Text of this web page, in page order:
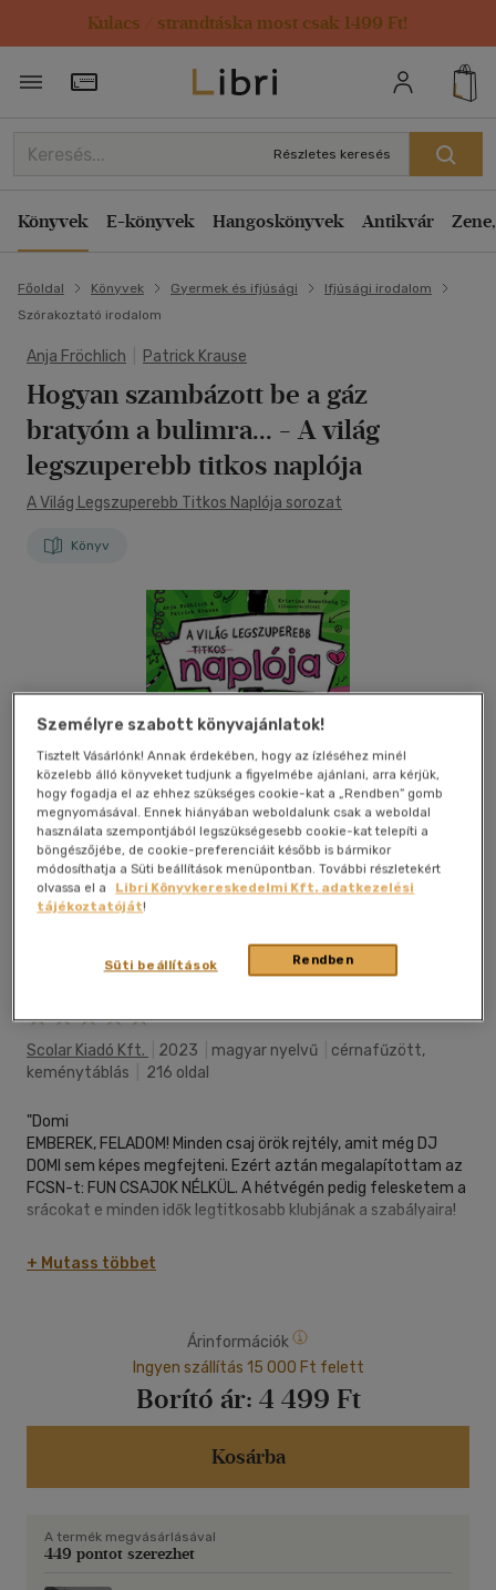
Kulacs / strandtáska most csak 1499 Ft!
Törzsvásárlói Kártya adatai
Részletes keresés
Könyvek E-könyvek Hangoskönyvek Antikvár
Főoldal Könyvek Gyermek és ifjúsági
Ifjúsági irodalom
Szórakoztató irodalom
Anja Fröchlich Patrick Krause
Hogyan szambázott be a gáz
bratyóm a bulimra... - A világ
legszuperebb titkos naplója
A Világ Legszuperebb Titkos Naplója sorozat
Könyv
Kívánságlistához adom
Scolar Kiadó Kft. 2023 magyar nyelvű
cérnafűzött,
keménytáblás
216 oldal
"Domi
EMBEREK, FELADOM! Minden csaj örök rejtély, amit még DJ
DOMI sem képes megfejteni. Ezért aztán megalapítottam az
FCSN-t: FUN CSAJOK NÉLKÜL. A hétvégén pedig felesketem a
srácokat e minden idők legtitkosabb klubjának a szabályaira!
Katinka
MICSODAAA?
hogy rendszeresen elolvasom őurasága titkos naplóját, így
értesíthetem a barátnőimet. Ezt a FUN CSAJOK NÉLKÜL
klubot pedig jobb, ha a bratyóm máris elfelejti..."
+ Mutass többet
Árinformációk
Ingyen szállítás 15 000 Ft felett
Borító ár: 4 499 Ft
Kosárba
A termék megvásárlásával
449 pontot szerezhet
Személyre szabott könyvajánlatok!
Tisztelt Vásárlónk! Annak érdekében, hogy az ízléséhez minél
közelebb álló könyveket tudjunk a figyelmébe ajánlani, arra kérjük,
hogy fogadja el az ehhez szükséges cookie-kat a „Rendben” gomb
megnyomásával. Ennek hiányában weboldalunk csak a weboldal
használata szempontjából legszükségesebb cookie-kat telepíti a
böngészőjébe, de cookie-preferenciáit később is bármikor
módosíthatja a Süti beállítások menüpontban. További részletekért
olvassa el a
Libri Könyvkereskedelmi Kft. adatkezelési
tájékoztatóját!
Rendben
Süti beállítások